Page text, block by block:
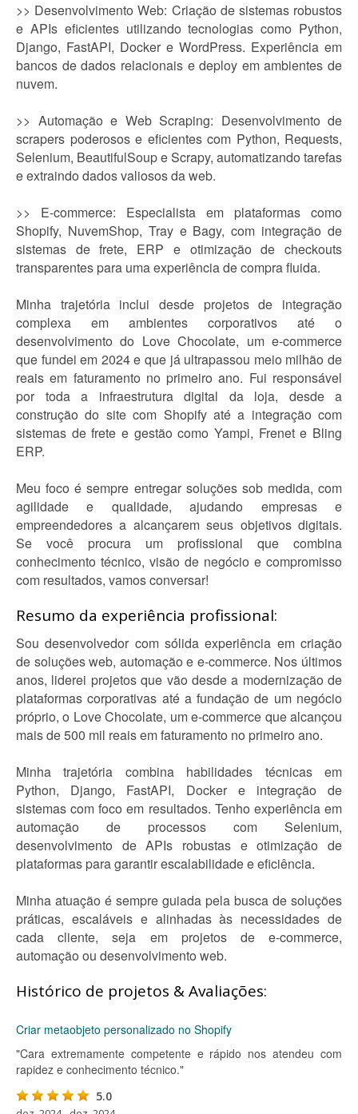
>> Desenvolvimento Web: Criação de sistemas robustos
e APIs eficientes utilizando tecnologias como Python,
Django, FastAPI, Docker e WordPress. Experiência em
bancos de dados relacionais e deploy em ambientes de
nuvem.
>> Automação e Web Scraping: Desenvolvimento de
scrapers poderosos e eficientes com Python, Requests,
Selenium, BeautifulSoup e Scrapy, automatizando tarefas
e extraindo dados valiosos da web.
>> E-commerce: Especialista em plataformas como
Shopify, NuvemShop, Tray e Bagy, com integração de
sistemas de frete, ERP e otimização de checkouts
transparentes para uma experiência de compra fluida.
Minha trajetória inclui desde projetos de integração
complexa em ambientes corporativos até o
desenvolvimento do Love Chocolate, um e-commerce
que fundei em 2024 e que já ultrapassou meio milhão de
reais em faturamento no primeiro ano. Fui responsável
por toda a infraestrutura digital da loja, desde a
construção do site com Shopify até a integração com
sistemas de frete e gestão como Yampi, Frenet e Bling
ERP.
Meu foco é sempre entregar soluções sob medida, com
agilidade e qualidade, ajudando empresas e
empreendedores a alcançarem seus objetivos digitais.
Se você procura um profissional que combina
conhecimento técnico, visão de negócio e compromisso
com resultados, vamos conversar!
Resumo da experiência profissional:
Sou desenvolvedor com sólida experiência em criação
de soluções web, automação e e-commerce. Nos últimos
anos, liderei projetos que vão desde a modernização de
plataformas corporativas até a fundação de um negócio
próprio, o Love Chocolate, um e-commerce que alcançou
mais de 500 mil reais em faturamento no primeiro ano.
Minha trajetória combina habilidades técnicas em
Python, Django, FastAPI, Docker e integração de
sistemas com foco em resultados. Tenho experiência em
automação de processos com Selenium,
desenvolvimento de APIs robustas e otimização de
plataformas para garantir escalabilidade e eficiência.
Minha atuação é sempre guiada pela busca de soluções
práticas, escaláveis e alinhadas às necessidades de
cada cliente, seja em projetos de e-commerce,
automação ou desenvolvimento web.
Histórico de projetos & Avaliações:
Criar metaobjeto personalizado no Shopify
"Cara extremamente competente e rápido nos atendeu com
rapidez e conhecimento técnico."
5.0